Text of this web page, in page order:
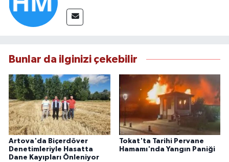
Bunlar da ilginizi çekebilir
Artova'da Biçerdöver
Denetimleriyle Hasatta
Dane Kayıpları Önleniyor
Tokat'ta Tarihi Pervane
Hamamı'nda Yangın Paniği